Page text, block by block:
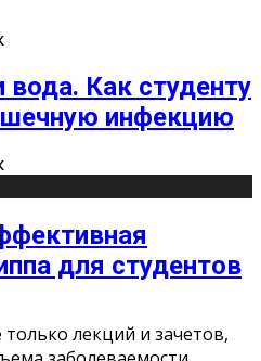
Как студенту
инфекцию
для студентов
лекций и зачетов,